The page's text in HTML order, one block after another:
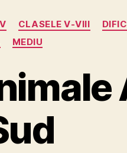
CLASELE V-VIII
MEDIU